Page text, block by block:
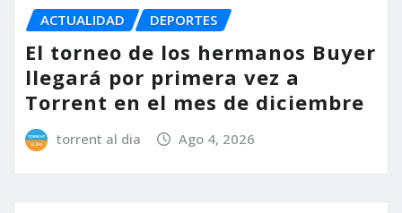
ACTUALIDAD DEPORTES
El torneo de los hermanos Buyer
llegará por primera vez a
Torrent en el mes de diciembre
torrent al dia Ago 4, 2026